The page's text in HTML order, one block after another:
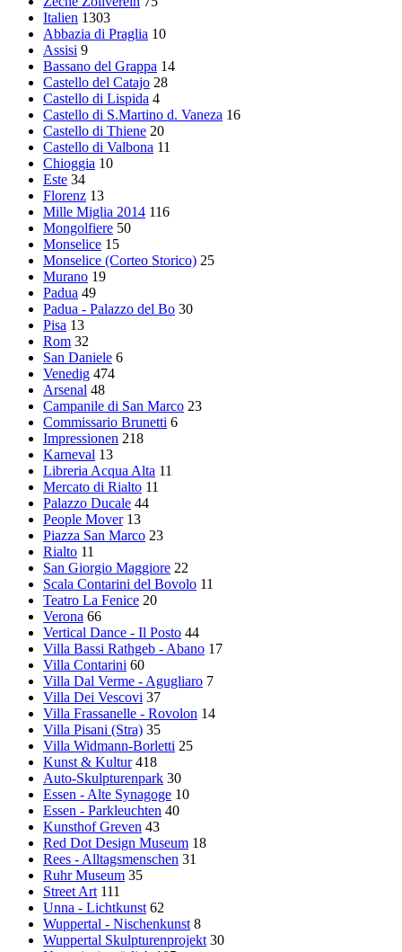
Italien 1303
Abbazia di Praglia 10
Assisi 9
Bassano del Grappa 14
Castello del Catajo 28
Castello di Lispida 4
Castello di S.Martino d. Vaneza 16
Castello di Thiene 20
Castello di Valbona 11
Chioggia 10
Este 34
Florenz 13
Mille Miglia 2014 116
Mongolfiere 50
Monselice 15
Monselice (Corteo Storico) 25
Murano 19
Padua 49
Padua - Palazzo del Bo 30
Pisa 13
Rom 32
San Daniele 6
Venedig 474
Arsenal 48
Campanile di San Marco 23
Commissario Brunetti 6
Impressionen 218
Karneval 13
Libreria Acqua Alta 11
Mercato di Rialto 11
Palazzo Ducale 44
People Mover 13
Piazza San Marco 23
Rialto 11
San Giorgio Maggiore 22
Scala Contarini del Bovolo 11
Teatro La Fenice 20
Verona 66
Vertical Dance - Il Posto 44
Villa Bassi Rathgeb - Abano 17
Villa Contarini 60
Villa Dal Verme - Agugliaro 7
Villa Dei Vescovi 37
Villa Frassanelle - Rovolon 14
Villa Pisani (Stra) 35
Villa Widmann-Borletti 25
Kunst & Kultur 418
Auto-Skulpturenpark 30
Essen - Alte Synagoge 10
Essen - Parkleuchten 40
Kunsthof Greven 43
Red Dot Design Museum 18
Rees - Alltagsmenschen 31
Ruhr Museum 35
Street Art 111
Unna - Lichtkunst 62
Wuppertal - Nischenkunst 8
Wuppertal Skulpturenprojekt 30